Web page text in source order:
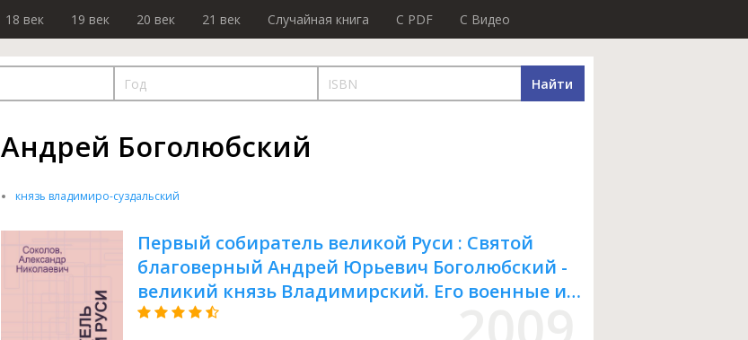
18 век 19 век 20 век 21 век Случайная книга C PDF C Видео
Найти
Андрей Боголюбский
князь владимиро-суздальский
Первый собиратель великой Руси : Святой
благоверный Андрей Юрьевич Боголюбский -
великий князь Владимирский. Его военные и
духовно-просветительские труды по